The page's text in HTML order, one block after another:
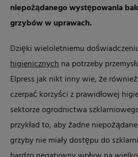
niepożądanego występowania
grzybów w uprawach.
Dzięki wieloletniemu
higienicznychna potrzeby
Elpress jak nikt inny wie, że
czerpać korzyści z prawidłowej
sektorze ogrodnictwa
przykład to, aby żadne
grzyby nie miały dostępu do